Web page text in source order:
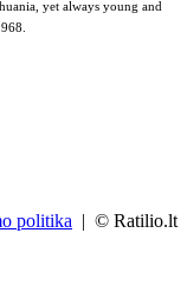
yet always young and
politika | © Ratilio.lt